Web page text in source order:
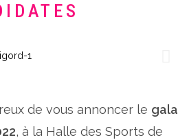
de vous annoncer le gala
, à la Halle des Sports de